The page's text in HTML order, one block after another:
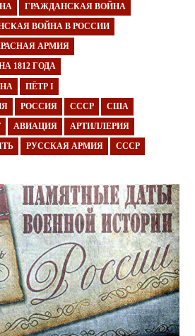
ГРАЖДАНСКАЯ ВОЙНА
ВОЙНА В РОССИИ
АРМИЯ
1812 ГОДА
ПЁТР I
РОССИЯ СССР США
АВИАЦИЯ АРТИЛЛЕРИЯ
РУССКАЯ АРМИЯ СССР